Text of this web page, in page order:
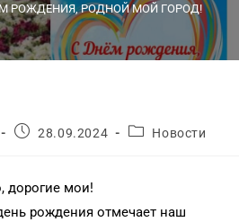
РОЖДЕНИЯ, РОДНОЙ МОЙ ГОРОД!
28.09.2024 Новости
дорогие мои!
рождения отмечает наш